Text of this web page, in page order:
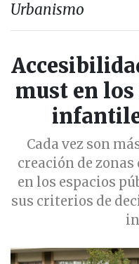
Urbanismo
must en los
Cada vez son
creación de
en los espacios
sus criterios de